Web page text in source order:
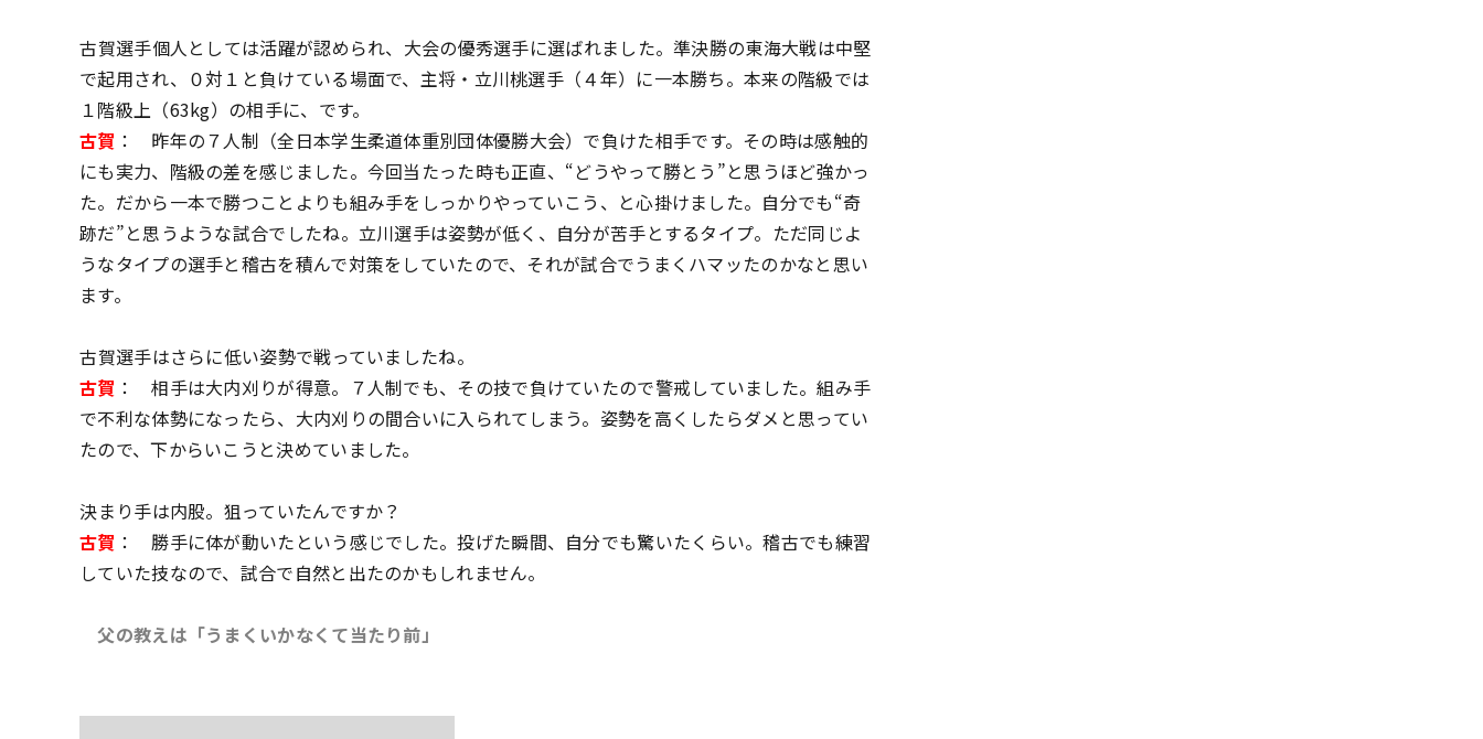
――古賀選手個人としては活躍が認められ、大会の優秀選手に選ばれました。準決勝の東海大戦は中堅
で起用され、０対１と負けている場面で、主将・立川桃選手（４年）に一本勝ち。本来の階級では
１階級上（63kg）の相手に、です。
古賀 ： 昨年の７人制（全日本学生柔道体重別団体優勝大会）で負けた相手です。その時は感触的
にも実力、階級の差を感じました。今回当たった時も正直、“どうやって勝とう”と思うほど強かっ
た。だから一本で勝つことよりも組み手をしっかりやっていこう、と心掛けました。自分でも“奇
跡だ”と思うような試合でしたね。立川選手は姿勢が低く、自分が苦手とするタイプ。ただ同じよ
うなタイプの選手と稽古を積んで対策をしていたので、それが試合でうまくハマッたのかなと思い
ます。
――古賀選手はさらに低い姿勢で戦っていましたね。
古賀 ： 相手は大内刈りが得意。７人制でも、その技で負けていたので警戒していました。組み手
で不利な体勢になったら、大内刈りの間合いに入られてしまう。姿勢を高くしたらダメと思ってい
たので、下からいこうと決めていました。
――決まり手は内股。狙っていたんですか？
古賀 ： 勝手に体が動いたという感じでした。投げた瞬間、自分でも驚いたくらい。稽古でも練習
していた技なので、試合で自然と出たのかもしれません。
父の教えは「うまくいかなくて当たり前」